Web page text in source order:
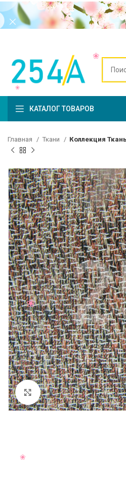
КАТАЛОГ ТОВАРОВ
Главная Ткани Коллекция
Нажмите, чтобы